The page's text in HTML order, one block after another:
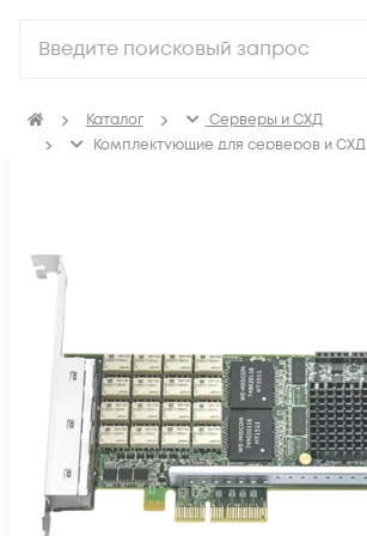
Каталог
Серверы и СХД
Комплектующие для серверов и СХД